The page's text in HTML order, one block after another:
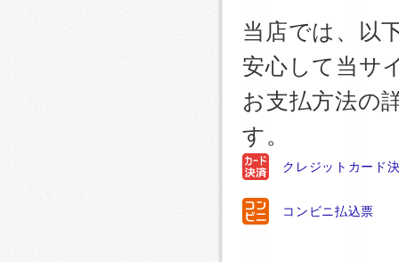
当店では、以
安心して当サ
お支払方法の
す。
クレジットカード
コンビニ払込票